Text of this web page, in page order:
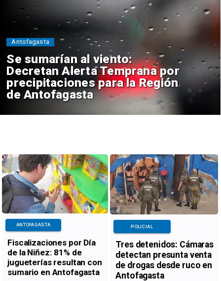
Se sumarían al viento:
Decretan Alerta Temprana por
precipitaciones para la Región
de Antofagasta
Antofagasta
Fiscalizaciones por Día
de la Niñez: 81% de
jugueterías resultan con
sumario en Antofagasta
ANTOFAGASTA
Tres detenidos: Cámaras
detectan presunta venta
de drogas desde ruco en
Antofagasta
POLICIAL